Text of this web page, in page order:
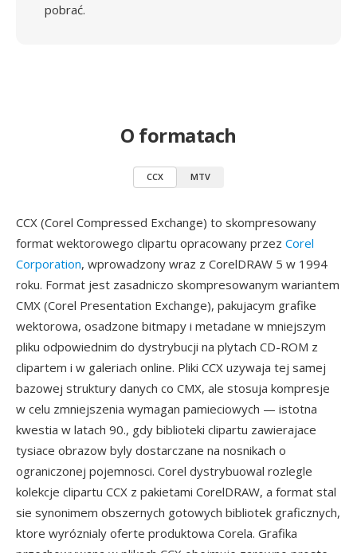
pobrać.
O formatach
CCX MTV
CCX (Corel Compressed Exchange) to skompresowany
format wektorowego clipartu opracowany przez Corel
Corporation, wprowadzony wraz z CorelDRAW 5 w 1994
roku. Format jest zasadniczo skompresowanym wariantem
CMX (Corel Presentation Exchange), pakujacym grafike
wektorowa, osadzone bitmapy i metadane w mniejszym
pliku odpowiednim do dystrybucji na plytach CD-ROM z
clipartem i w galeriach online. Pliki CCX uzywaja tej samej
bazowej struktury danych co CMX, ale stosuja kompresje
w celu zmniejszenia wymagan pamieciowych — istotna
kwestia w latach 90., gdy biblioteki clipartu zawierajace
tysiace obrazow byly dostarczane na nosnikach o
ograniczonej pojemnosci. Corel dystrybuowal rozlegle
kolekcje clipartu CCX z pakietami CorelDRAW, a format stal
sie synonimem obszernych gotowych bibliotek graficznych,
ktore wyróznialy oferte produktowa Corela. Grafika